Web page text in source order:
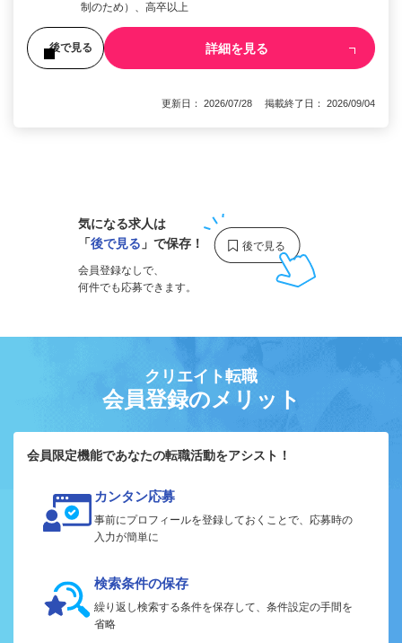
制のため）、高卒以上
後で見る 詳細を見る
更新日： 2026/07/28 掲載終了日： 2026/09/04
気になる求人は
「後で見る 」で保存！
会員登録なしで、
何件でも応募できます。
クリエイト転職
会員登録のメリット
会員限定機能であなたの転職活動をアシスト！
カンタン応募
事前にプロフィールを登録しておくことで、応募時の
入力が簡単に
検索条件の保存
繰り返し検索する条件を保存して、条件設定の手間を
省略